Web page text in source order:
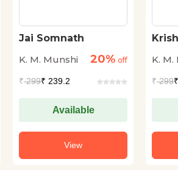
Jai Somnath
K. M. Munshi
20% off
₹299₹ 239.2
Available
View
K. M.
₹299